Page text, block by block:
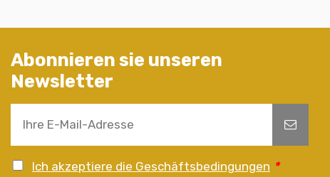
Abonnieren sie unseren
Newsletter
Ich akzeptiere die Geschäftsbedingungen *